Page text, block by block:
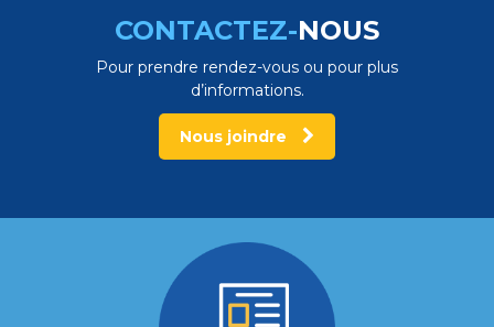
CONTACTEZ-NOUS
Pour prendre rendez-vous ou pour plus
d’informations.
Nous joindre